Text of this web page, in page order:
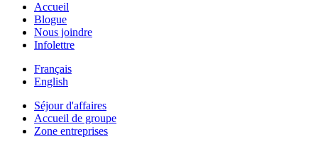
Accueil
Blogue
Nous joindre
Infolettre
Français
English
Séjour d'affaires
Accueil de groupe
Zone entreprises